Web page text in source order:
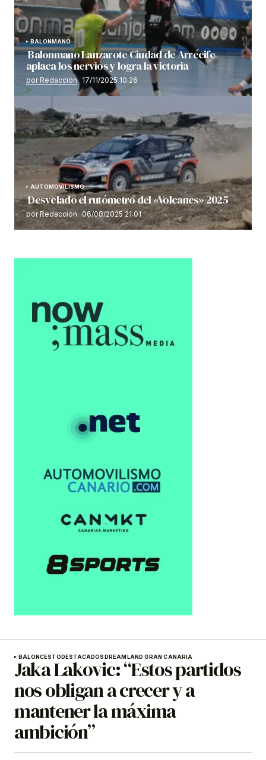
BALONMANO
Balonmano Lanzarote Ciudad de Arrecife
aplaca los nervios y logra la victoria
por Redacción 17/11/2025 10:26
AUTOMOVILISMO
Desvelado el rutómetro del «Volcanes» 2025
por Redacción 06/08/2025 21:01
BALONCESTO DESTACADOS DREAMLAND GRAN CANARIA
Jaka Lakovic: “Estos partidos
nos obligan a crecer y a
mantener la máxima
ambición”